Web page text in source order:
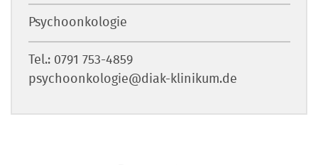
Psychoonkologie
Tel.: 0791 753-4859
psychoonkologie@diak-klinikum.de